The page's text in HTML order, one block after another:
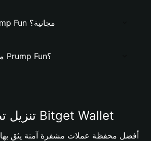
هل محفظة Prump Fun مجانية؟
ما هي قيمة عملة Prump Fun؟
تنزيل تطبيق محفظة Bitget Wallet
أفضل محفظة عملات مشفرة آمنة يثق بها 40 مليون مستخدم